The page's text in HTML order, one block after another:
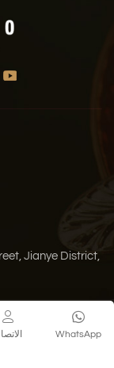
سياسة
WhatsApp